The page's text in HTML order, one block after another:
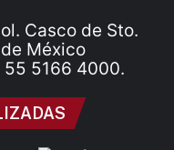
Casco de Sto.
México
5166 4000.